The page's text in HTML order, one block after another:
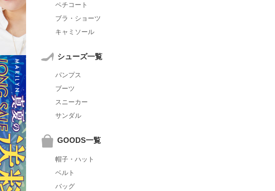
ペチコート
ブラ・ショーツ
キャミソール
シューズ一覧
パンプス
ブーツ
スニーカー
サンダル
GOODS一覧
帽子・ハット
ベルト
バッグ